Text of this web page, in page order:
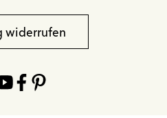
widerrufen